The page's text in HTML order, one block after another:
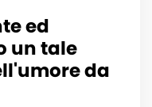
ed
un tale
da